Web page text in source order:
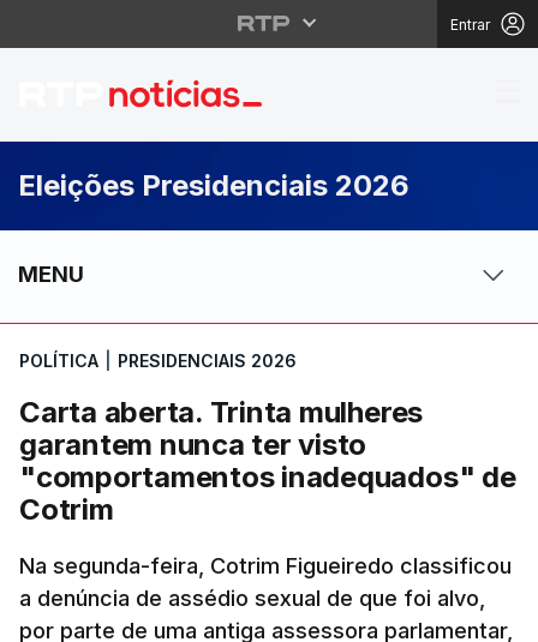
Entrar
Carta aberta. Trinta
Eleições Presidenciais 2026
MENU
POLÍTICA PRESIDENCIAIS 2026
Carta aberta. Trinta mulheres
garantem nunca ter visto
"comportamentos inadequados" de
Cotrim
Na segunda-feira, Cotrim Figueiredo classificou
a denúncia de assédio sexual de que foi alvo,
por parte de uma antiga assessora parlamentar,